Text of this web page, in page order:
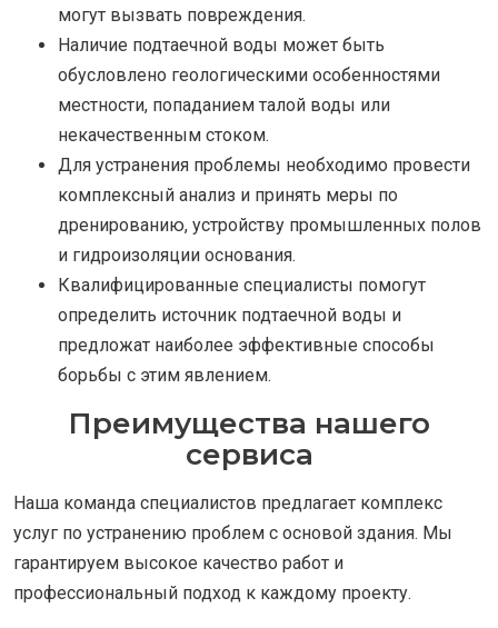
могут вызвать повреждения.
Наличие подтаечной воды может быть
обусловлено геологическими особенностями
местности, попаданием талой воды или
некачественным стоком.
Для устранения проблемы необходимо провести
комплексный анализ и принять меры по
дренированию, устройству промышленных полов
и гидроизоляции основания.
Квалифицированные специалисты помогут
определить источник подтаечной воды и
предложат наиболее эффективные способы
борьбы с этим явлением.
Преимущества нашего
сервиса
Наша команда специалистов предлагает комплекс
услуг по устранению проблем с основой здания. Мы
гарантируем высокое качество работ и
профессиональный подход к каждому проекту.